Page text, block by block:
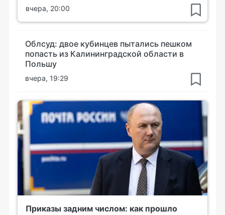
вчера, 20:00
Облсуд: двое кубинцев пытались пешком
попасть из Калининградской области в
Польшу
вчера, 19:29
Приказы задним числом: как прошло